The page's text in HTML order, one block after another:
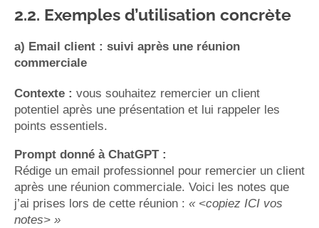
2.2. Exemples d’utilisation concrète
a) Email client : suivi après une réunion
commerciale
Contexte : vous souhaitez remercier un client
potentiel après une présentation et lui rappeler les
points essentiels.
Prompt donné à ChatGPT :
Rédige un email professionnel pour remercier un client
après une réunion commerciale. Voici les notes que
j’ai prises lors de cette réunion : « <copiez ICI vos
notes> »